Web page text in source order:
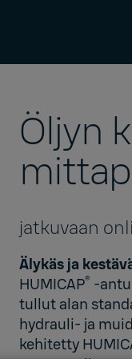
Öljyn
jatkuvaan
Älykäs ja
HUMICAP®
tullut alan
hydrauli- ja
kehitetty